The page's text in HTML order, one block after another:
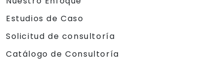
Estudios de Caso
Solicitud de consultoría
Catálogo de Consultoría